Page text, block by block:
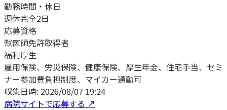
勤務時間・休日
週休完全2日
応募資格
獣医師免許取得者
福利厚生
雇用保険、労災保険、健康保険、厚生年金、住宅手当、セミ
ナー参加費負担制度、マイカー通勤可
収集日時: 2026/08/07 19:24
病院サイトで応募する ↗